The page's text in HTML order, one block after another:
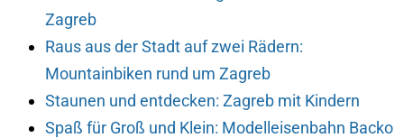
Zagreb
Raus aus der Stadt auf zwei Rädern:
Mountainbiken rund um Zagreb
Staunen und entdecken: Zagreb mit Kindern
Spaß für Groß und Klein: Modelleisenbahn Backo